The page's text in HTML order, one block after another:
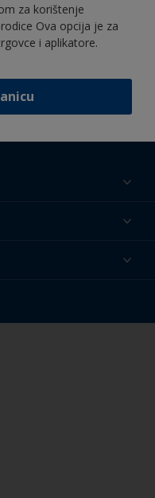
za korištenje
Ova opcija je za
i aplikatore.